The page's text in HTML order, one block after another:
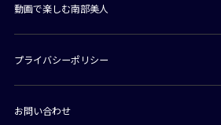
動画で楽しむ南部美人
プライバシーポリシー
お問い合わせ